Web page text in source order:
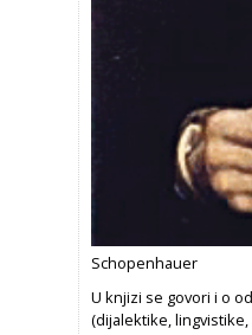
Schopenhauer
U knjizi se govori i o
(dijalektike,